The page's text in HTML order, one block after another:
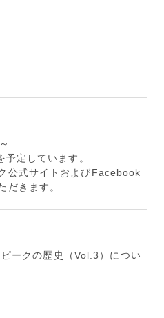
定しています。
公式サイトおよびFacebook
だきます。
ークの歴史（Vol.3）につい